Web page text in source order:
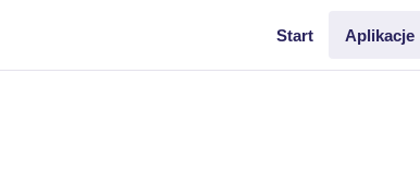
Start Aplikacje